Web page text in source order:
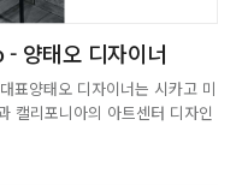
양태오 디자이너
표양태오 디자이너는 시카고 미
리포니아의 아트센터 디자인
의 스튜디오에서 호텔과 가